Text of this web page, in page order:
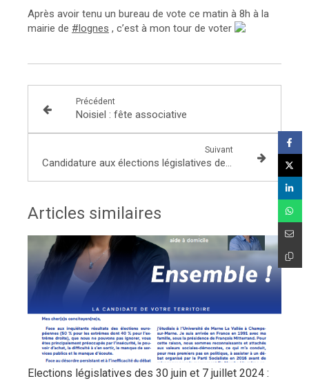
Après avoir tenu un bureau de vote ce matin à 8h à la
mairie de #lognes , c’est à mon tour de voter
Précédent
Noisiel : fête associative
Suivant
Candidature aux élections législatives des 30 juin et 7 juillet 2024
Articles similaires
Elections législatives des 30 juin et 7 juillet 2024 :